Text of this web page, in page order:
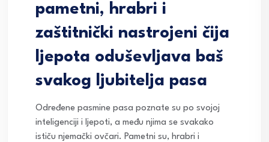
pametni, hrabri i
zaštitnički nastrojeni čija
ljepota oduševljava baš
svakog ljubitelja pasa
Određene pasmine pasa poznate su po svojoj
inteligenciji i ljepoti, a među njima se svakako
ističu njemački ovčari. Pametni su, hrabri i